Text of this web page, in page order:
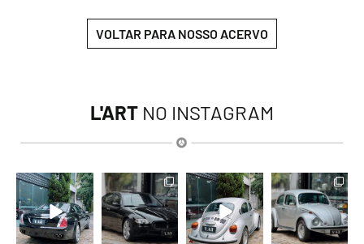
VOLTAR PARA NOSSO ACERVO
L'ART NO INSTAGRAM
lart.br
Ago 6
lart.br
Ago 6
lart.br
Ago 6
lart.br
Ago 6